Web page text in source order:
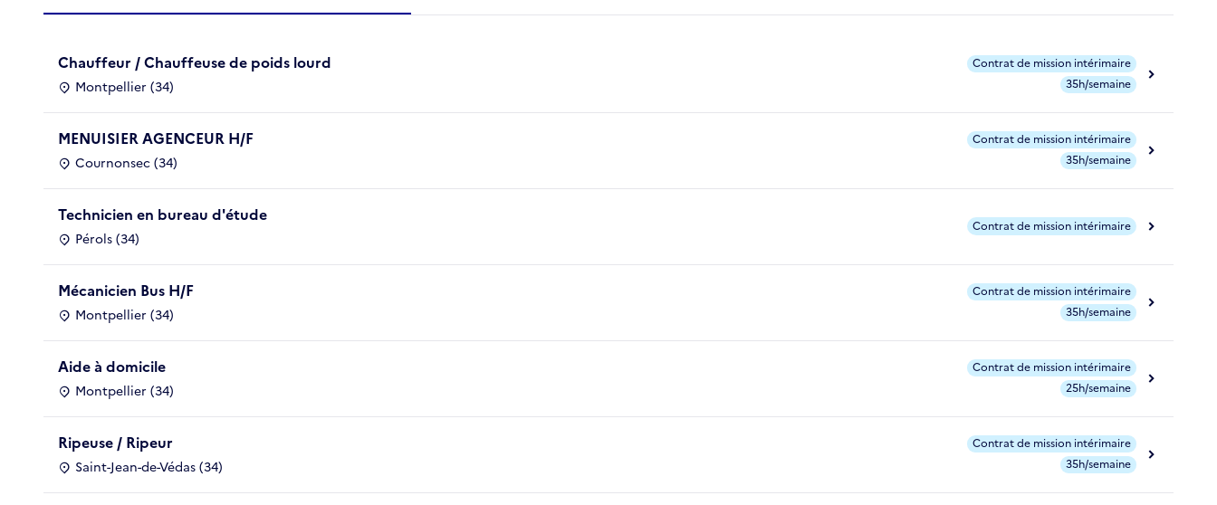
Chauffeur / Chauffeuse de poids lourd
Montpellier (34)
Contrat de mission intérimaire
35h/semaine
MENUISIER AGENCEUR H/F
Cournonsec (34)
Contrat de mission intérimaire
35h/semaine
Technicien en bureau d'étude
Pérols (34)
Contrat de mission intérimaire
Mécanicien Bus H/F
Montpellier (34)
Contrat de mission intérimaire
35h/semaine
Aide à domicile
Montpellier (34)
Contrat de mission intérimaire
25h/semaine
Ripeuse / Ripeur
Saint-Jean-de-Védas (34)
Contrat de mission intérimaire
35h/semaine